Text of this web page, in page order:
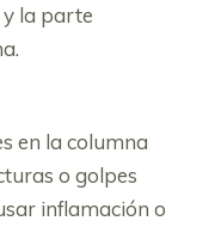
y la parte
en la columna
o golpes
inflamación o